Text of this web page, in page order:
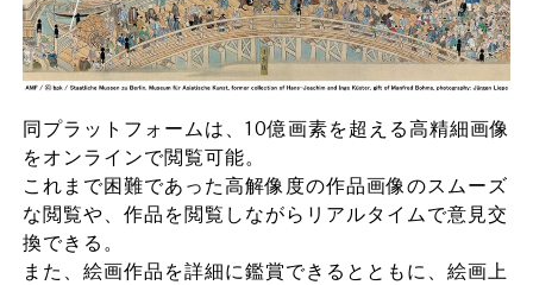
同プラットフォームは、10億画素を超える高精細画像
をオンラインで閲覧可能。
これまで困難であった高解像度の作品画像のスムーズ
な閲覧や、作品を閲覧しながらリアルタイムで意見交
換できる。
また、絵画作品を詳細に鑑賞できるとともに、絵画上